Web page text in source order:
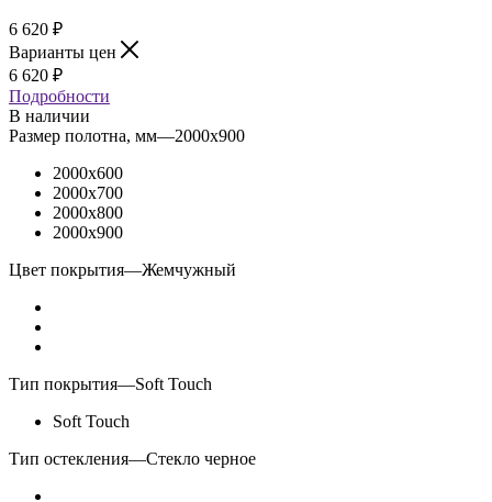
6 620 ₽
Варианты цен
6 620 ₽
Подробности
В наличии
Размер полотна, мм—2000x900
2000x600
2000x700
2000x800
2000x900
Цвет покрытия—Жемчужный
Тип покрытия—Soft Touch
Soft Touch
Тип остекления—Стекло черное